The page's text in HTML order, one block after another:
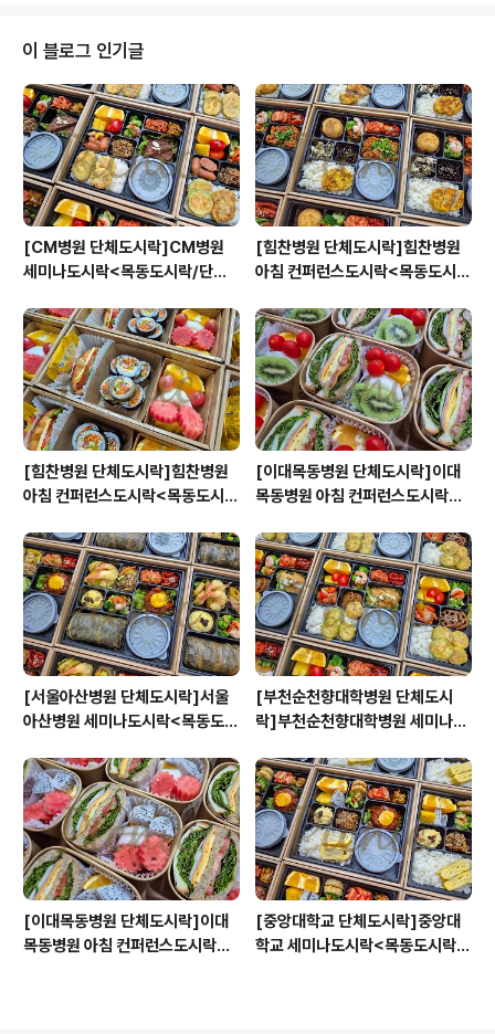
이 블로그 인기글
[CM병원 단체도시락]CM병원
세미나도시락<목동도시락/단체
닉>
[힘찬병원 단체도시락]힘찬병원
아침 컨퍼런스도시락<목동도시
원스피크닉>
[힘찬병원 단체도시락]힘찬병원
아침 컨퍼런스도시락<목동도시
원스피크닉>
[이대목동병원 단체도시락]이대
목동병원 아침 컨퍼런스도시락<
이터링:원스피크닉>
[서울아산병원 단체도시락]서울
아산병원 세미나도시락<목동도시
원스피크닉>
[부천순천향대학병원 단체도시
락]부천순천향대학병원 세미나도
시락케이터링:원스피크닉>
[이대목동병원 단체도시락]이대
목동병원 아침 컨퍼런스도시락<
[중앙대학교 단체도시락]중앙대
학교 세미나도시락<목동도시락/